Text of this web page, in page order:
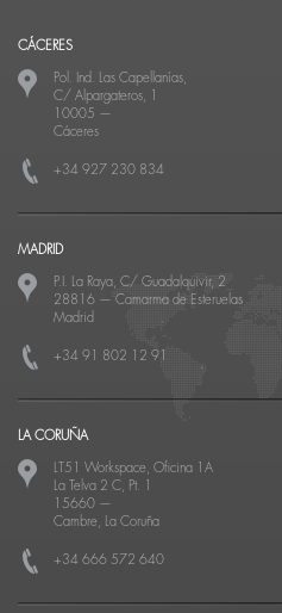
CÁCERES
Pol. Ind. Las Capellanías,
C/ Alpargateros, 1
10005 —
Cáceres
+34 927 230 834
MADRID
P.I. La Raya, C/ Guadalquivir, 2
28816 — Camarma de Esteruelas
Madrid
+34 91 802 12 91
LA CORUÑA
LT51 Workspace, Oficina 1A
La Telva 2 C, Pt. 1
15660 —
Cambre, La Coruña
+34 666 572 640